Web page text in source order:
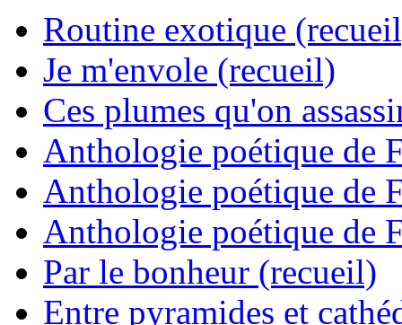
Routine exotique
Je m'envole (recueil)
Ces plumes qu'on
Anthologie poétique de
Anthologie poétique de
Anthologie poétique de
Par le bonheur (recueil)
Entre pyramides et